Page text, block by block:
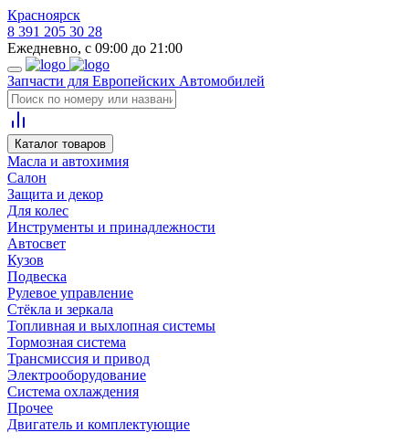
Красноярск
8 391 205 30 28
Ежедневно, с 09:00 до 21:00
Запчасти для Европейских Автомобилей
Каталог товаров
Масла и автохимия
Салон
Защита и декор
Для колес
Инструменты и принадлежности
Автосвет
Кузов
Подвеска
Рулевое управление
Стёкла и зеркала
Топливная и выхлопная системы
Тормозная система
Трансмиссия и привод
Электрооборудование
Система охлаждения
Прочее
Двигатель и комплектующие